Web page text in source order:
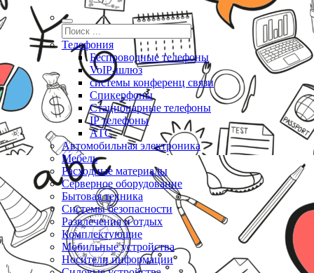
Телефония
Беспроводные телефоны
VoIP-шлюз
системы конференц связи
Спикерфоны
Стационарные телефоны
IP телефоны
АТС
Автомобильная электроника
Мебель
Расходные материалы
Серверное оборудование
Бытовая техника
Системы безопасности
Развлечения и отдых
Комплектующие
Мобильные устройства
Носители информации